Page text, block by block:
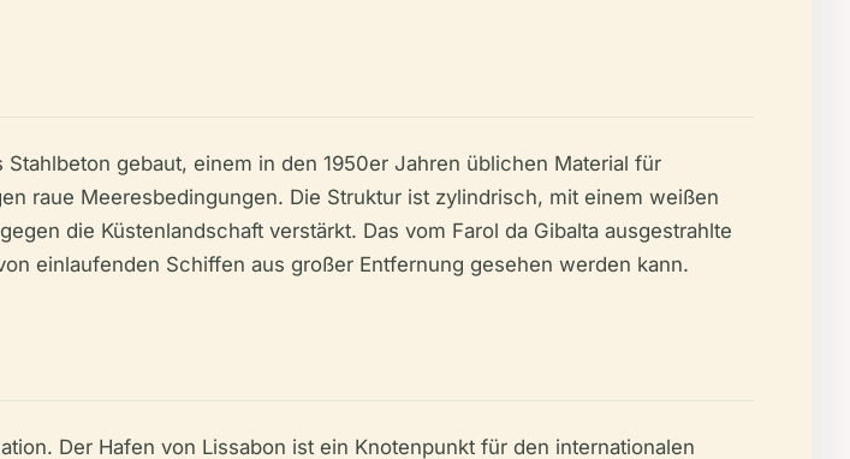
gebaut, einem in den 1950er Jahren üblichen Material für
raue Meeresbedingungen. Die Struktur ist zylindrisch, mit einem weißen
die Küstenlandschaft verstärkt. Das vom Farol da Gibalta ausgestrahlte
einlaufenden Schiffen aus großer Entfernung gesehen werden kann.
Der Hafen von Lissabon ist ein Knotenpunkt für den internationalen